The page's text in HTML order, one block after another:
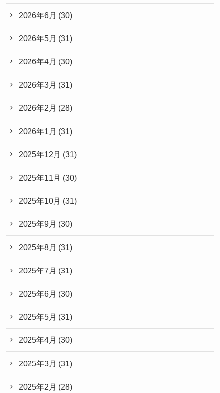
2026年6月 (30)
2026年5月 (31)
2026年4月 (30)
2026年3月 (31)
2026年2月 (28)
2026年1月 (31)
2025年12月 (31)
2025年11月 (30)
2025年10月 (31)
2025年9月 (30)
2025年8月 (31)
2025年7月 (31)
2025年6月 (30)
2025年5月 (31)
2025年4月 (30)
2025年3月 (31)
2025年2月 (28)